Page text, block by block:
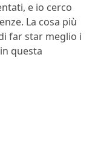
e io cerco
La cosa più
far star meglio i
questa